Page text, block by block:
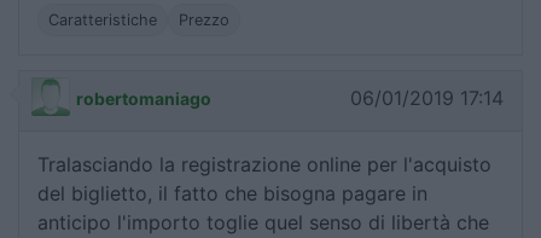
Caratteristiche Prezzo
robertomaniago 06/01/2019 17:14
Tralasciando la registrazione online per l'acquisto
del biglietto, il fatto che bisogna pagare in
anticipo l'importo toglie quel senso di libertà che